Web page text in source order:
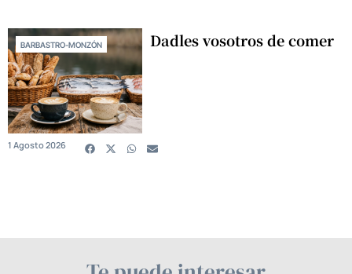
BARBASTRO-MONZÓN Dadles vosotros de comer
1 Agosto 2026